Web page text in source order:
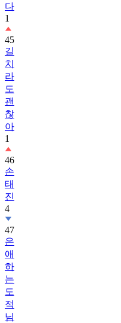
다
1
45
길
치
라
도
괜
찮
아
1
46
손
태
진
4
47
은
애
하
는
도
적
님